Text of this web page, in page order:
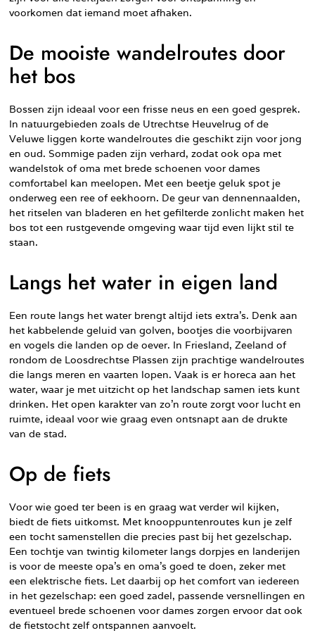
voorkomen dat iemand moet afhaken.
De mooiste wandelroutes door
het bos
Bossen zijn ideaal voor een frisse neus en een goed gesprek.
In natuurgebieden zoals de Utrechtse Heuvelrug of de
Veluwe liggen korte wandelroutes die geschikt zijn voor jong
en oud. Sommige paden zijn verhard, zodat ook opa met
wandelstok of oma met brede schoenen voor dames
comfortabel kan meelopen. Met een beetje geluk spot je
onderweg een ree of eekhoorn. De geur van dennennaalden,
het ritselen van bladeren en het gefilterde zonlicht maken het
bos tot een rustgevende omgeving waar tijd even lijkt stil te
staan.
Langs het water in eigen land
Een route langs het water brengt altijd iets extra’s. Denk aan
het kabbelende geluid van golven, bootjes die voorbijvaren
en vogels die landen op de oever. In Friesland, Zeeland of
rondom de Loosdrechtse Plassen zijn prachtige wandelroutes
die langs meren en vaarten lopen. Vaak is er horeca aan het
water, waar je met uitzicht op het landschap samen iets kunt
drinken. Het open karakter van zo’n route zorgt voor lucht en
ruimte, ideaal voor wie graag even ontsnapt aan de drukte
van de stad.
Op de fiets
Voor wie goed ter been is en graag wat verder wil kijken,
biedt de fiets uitkomst. Met knooppuntenroutes kun je zelf
een tocht samenstellen die precies past bij het gezelschap.
Een tochtje van twintig kilometer langs dorpjes en landerijen
is voor de meeste opa’s en oma’s goed te doen, zeker met
een elektrische fiets. Let daarbij op het comfort van iedereen
in het gezelschap: een goed zadel, passende versnellingen en
eventueel brede schoenen voor dames zorgen ervoor dat ook
de fietstocht zelf ontspannen aanvoelt.